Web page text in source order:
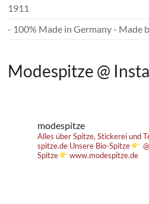
1911
- 100% Made in Germany - Made
Modespitze @
modespitze
Alles über Spitze, Stickerei und
spitze.de Unsere Bio-Spitze
Spitze
www.modespitze.de